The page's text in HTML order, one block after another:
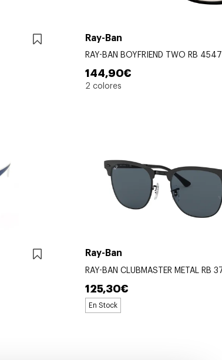
Ray-Ban
RAY-BAN BOYFRIEND TWO RB 4547
144,90€
2 colores
Ray-Ban
RAY-BAN CLUBMASTER METAL RB
125,30€
En Stock